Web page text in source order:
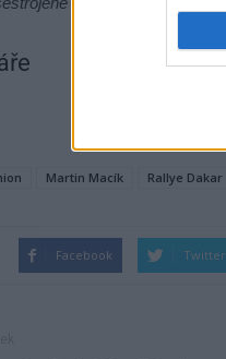
Martin Macík Rallye Dakar
Facebook Twitter